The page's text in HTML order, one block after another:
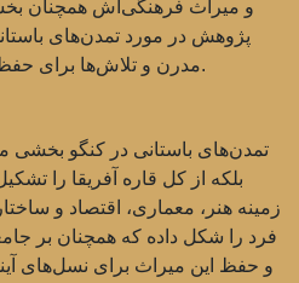
و میراث فرهنگی‌اش همچنان
پژوهش در مورد تمدن‌های
مدرن و تلاش‌ها برای حفظ میراث فرهنگی کمک می‌کند.
تمدن‌های باستانی در کنگو بخشی
بلکه از کل قاره آفریقا را
زمینه هنر، معماری، اقتصاد و
فرد را شکل داده که همچنان بر
و حفظ این میراث برای نسل‌های